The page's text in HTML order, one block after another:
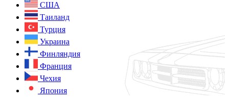
США
Таиланд
Турция
Украина
Финляндия
Франция
Чехия
Япония